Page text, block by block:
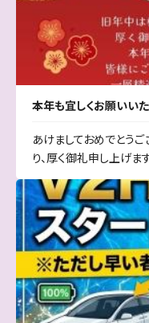
本年も宜しくお願いい
あけましておめでとう
り、厚く御礼申し上げます